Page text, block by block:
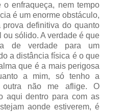
enfraqueça, nem tempo
é um enorme obstáculo,
definitiva do quanto
ou sólido. A verdade é que
de verdade para um
a distância física é o que
que é a mais perigosa
a mim, só tenho a
outra não me aflige. O
aqui dentro para com as
aonde estiverem, é